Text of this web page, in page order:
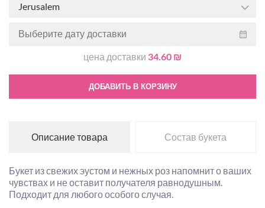
Jerusalem
цена доставки 34.60 ₪
ДОБАВИТЬ В КОРЗИНУ
Описание товара Состав букета
Букет из свежих эустом и нежных роз напомнит о ваших
чувствах и не оставит получателя равнодушным.
Подходит для любого особого случая.